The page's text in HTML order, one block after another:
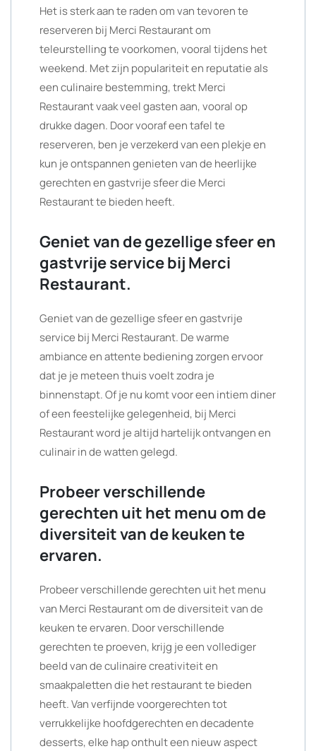
Het is sterk aan te raden om van tevoren te
reserveren bij Merci Restaurant om
teleurstelling te voorkomen, vooral tijdens het
weekend. Met zijn populariteit en reputatie als
een culinaire bestemming, trekt Merci
Restaurant vaak veel gasten aan, vooral op
drukke dagen. Door vooraf een tafel te
reserveren, ben je verzekerd van een plekje en
kun je ontspannen genieten van de heerlijke
gerechten en gastvrije sfeer die Merci
Restaurant te bieden heeft.
Geniet van de gezellige sfeer en
gastvrije service bij Merci
Restaurant.
Geniet van de gezellige sfeer en gastvrije
service bij Merci Restaurant. De warme
ambiance en attente bediening zorgen ervoor
dat je je meteen thuis voelt zodra je
binnenstapt. Of je nu komt voor een intiem diner
of een feestelijke gelegenheid, bij Merci
Restaurant word je altijd hartelijk ontvangen en
culinair in de watten gelegd.
Probeer verschillende
gerechten uit het menu om de
diversiteit van de keuken te
ervaren.
Probeer verschillende gerechten uit het menu
van Merci Restaurant om de diversiteit van de
keuken te ervaren. Door verschillende
gerechten te proeven, krijg je een vollediger
beeld van de culinaire creativiteit en
smaakpaletten die het restaurant te bieden
heeft. Van verfijnde voorgerechten tot
verrukkelijke hoofdgerechten en decadente
desserts, elke hap onthult een nieuw aspect